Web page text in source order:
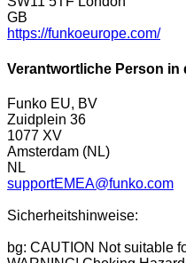
GB
https://funkoeurope.com/
Verantwortliche Person in
Funko EU, BV
Zuidplein 36
1077 XV
Amsterdam (NL)
NL
supportEMEA@funko.com
Sicherheitshinweise:
bg: CAUTION Not suitable